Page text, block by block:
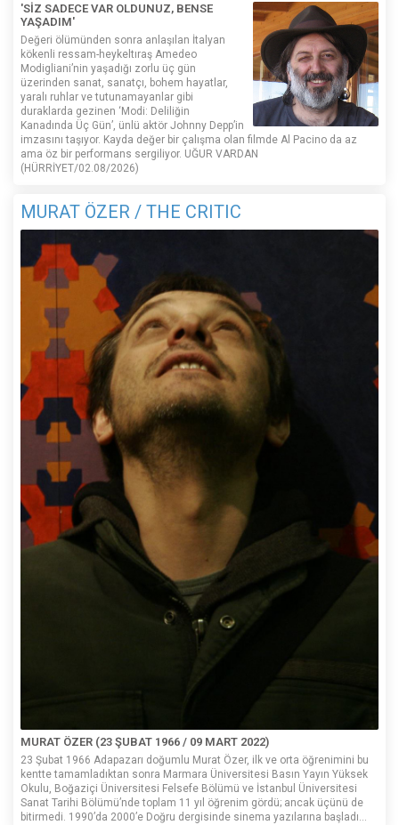
'SİZ SADECE VAR OLDUNUZ, BENSE
YAŞADIM'
Değeri ölümünden sonra anlaşılan İtalyan
kökenli ressam-heykeltıraş Amedeo
Modigliani’nin yaşadığı zorlu üç gün
üzerinden sanat, sanatçı, bohem hayatlar,
yaralı ruhlar ve tutunamayanlar gibi
duraklarda gezinen ‘Modi: Deliliğin
Kanadında Üç Gün’, ünlü aktör Johnny Depp’in
imzasını taşıyor. Kayda değer bir çalışma olan filmde Al Pacino da az
ama öz bir performans sergiliyor. UĞUR VARDAN
(HÜRRİYET/02.08/2026)
MURAT ÖZER / THE CRITIC
MURAT ÖZER (23 ŞUBAT 1966 / 09 MART 2022)
23 Şubat 1966 Adapazarı doğumlu Murat Özer, ilk ve orta öğrenimini bu
kentte tamamladıktan sonra Marmara Üniversitesi Basın Yayın Yüksek
Okulu, Boğaziçi Üniversitesi Felsefe Bölümü ve İstanbul Üniversitesi
Sanat Tarihi Bölümü’nde toplam 11 yıl öğrenim gördü; ancak üçünü de
bitirmedi. 1990’da 2000’e Doğru dergisinde sinema yazılarına başladı...